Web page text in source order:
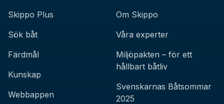
Skippo Plus
Sök båt
Färdmål
Kunskap
Webbappen
Om Skippo
Våra experter
Miljöpakten – för ett
hållbart båtliv
Svenskarnas Båtsommar
2025